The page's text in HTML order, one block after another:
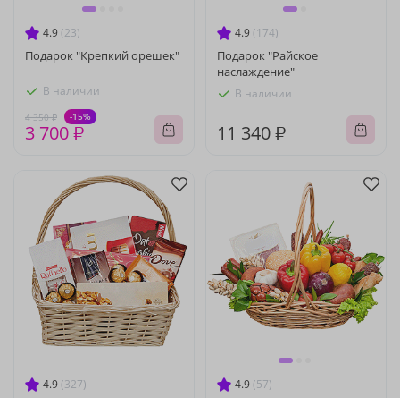
4.9 (23)
Подарок "Крепкий орешек"
В наличии
4 350 ₽ -15%
3 700 ₽
4.9 (174)
Подарок "Райское
наслаждение"
В наличии
11 340 ₽
4.9 (327) 4.9 (57)